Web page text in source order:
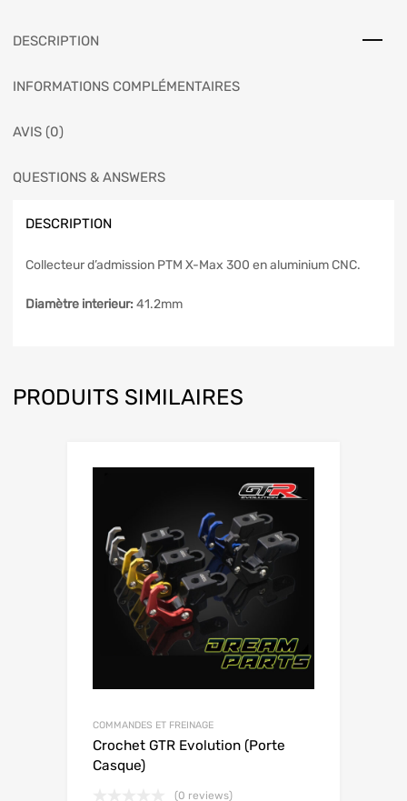
DESCRIPTION
INFORMATIONS COMPLÉMENTAIRES
AVIS (0)
QUESTIONS & ANSWERS
DESCRIPTION
Collecteur d’admission PTM X-Max 300 en aluminium CNC.
Diamètre interieur: 41.2mm
PRODUITS SIMILAIRES
COMMANDES ET FREINAGE
Crochet GTR Evolution (Porte
Casque)
(0 reviews)